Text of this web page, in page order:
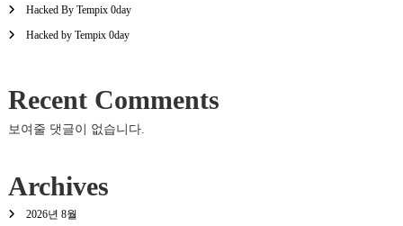
Hacked By Tempix 0day
Hacked by Tempix 0day
Recent Comments
보여줄 댓글이 없습니다.
Archives
2026년 8월